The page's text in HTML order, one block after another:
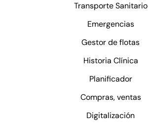
Transporte Sanitario
Emergencias
Gestor de flotas
Historia Clínica
Planificador
Compras, ventas
Digitalización